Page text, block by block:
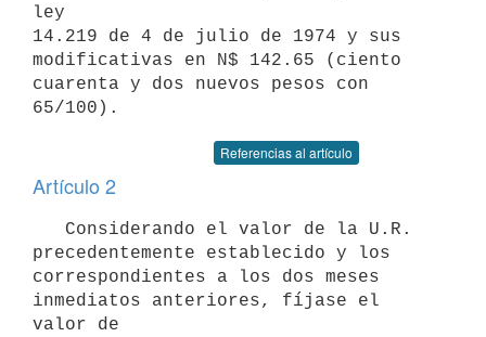
ley
14.219 de 4 de julio de 1974 y sus
modificativas en N$ 142.65 (ciento
cuarenta y dos nuevos pesos con
Referencias al artículo
Artículo 2
precedentemente establecido y los
correspondientes a los dos meses
inmediatos anteriores, fíjase el
valor de